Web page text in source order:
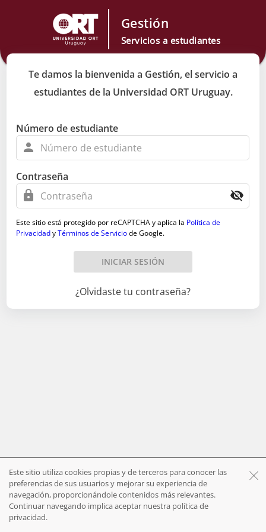
Gestión
Servicios a estudiantes
Te damos la bienvenida a Gestión, el servicio a
estudiantes de la Universidad ORT Uruguay.
Número de estudiante
person
Contraseña
lock visibility_off
Este sitio está protegido por reCAPTCHA y aplica la Política de
PrivacidadyTérminos de Serviciode Google.
INICIAR SESIÓN
¿Olvidaste tu contraseña?
Este sitio utiliza cookies propias y de terceros para conocer las
preferencias de sus usuarios y mejorar su experiencia de
navegación, proporcionándole contenidos más relevantes.
Continuar navegando implica aceptar nuestra política de
privacidad.